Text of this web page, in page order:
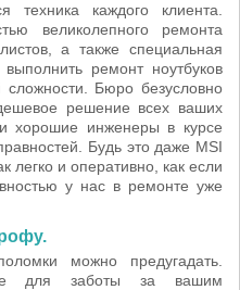
техника каждого клиента.
великолепного ремонта
а также специальная
ремонт ноутбуков
Бюро безусловно
решение всех ваших
хорошие инженеры в курсе
Будь это даже MSI
и оперативно, как если
у нас в ремонте уже
можно предугадать.
для заботы за вашим